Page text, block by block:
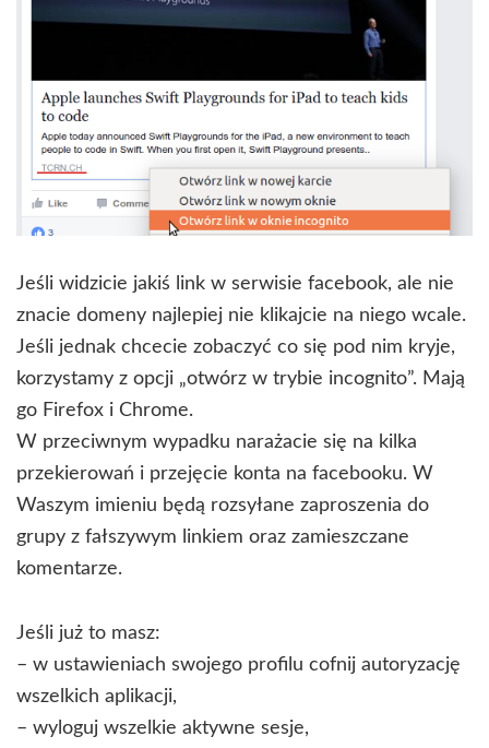
Jeśli widzicie jakiś link w serwisie facebook, ale nie
znacie domeny najlepiej nie klikajcie na niego wcale.
Jeśli jednak chcecie zobaczyć co się pod nim kryje,
korzystamy z opcji „otwórz w trybie incognito”. Mają
go Firefox i Chrome.
W przeciwnym wypadku narażacie się na kilka
przekierowań i przejęcie konta na facebooku. W
Waszym imieniu będą rozsyłane zaproszenia do
grupy z fałszywym linkiem oraz zamieszczane
komentarze.
Jeśli już to masz:
– w ustawieniach swojego profilu cofnij autoryzację
wszelkich aplikacji,
– wyloguj wszelkie aktywne sesje,